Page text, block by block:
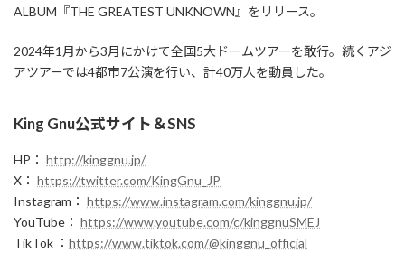
ALBUM『THE GREATEST UNKNOWN』をリリース。
2024年1月から3月にかけて全国5大ドームツアーを敢行。続くアジ
アツアーでは4都市7公演を行い、計40万人を動員した。
King Gnu公式サイト＆SNS
HP： http://kinggnu.jp/
X： https://twitter.com/KingGnu_JP
Instagram： https://www.instagram.com/kinggnu.jp/
YouTube： https://www.youtube.com/c/kinggnuSMEJ
TikTok ： https://www.tiktok.com/@kinggnu_official